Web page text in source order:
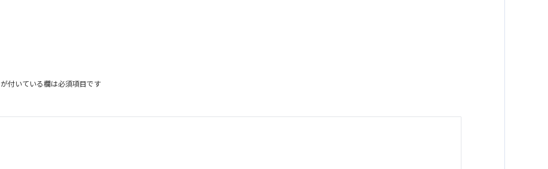
が付いている欄は必須項目です